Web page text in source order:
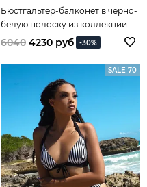
Бюстгальтер-балконет в черно-
белую полоску из коллекции
Spicy Stripes
6040 4230 руб -30%
SALE 70